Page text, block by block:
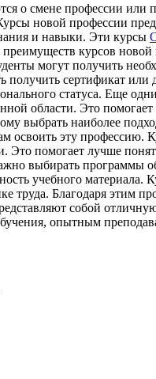
о смене профессии
новой профессии
и навыки. Эти курсы
курсов новой
могут получить
сертификат
статуса. Еще
области. Это
выбрать наиболее
освоить эту
Это помогает лучше
выбирать
учебного
труда. Благодаря этим
собой
опытным